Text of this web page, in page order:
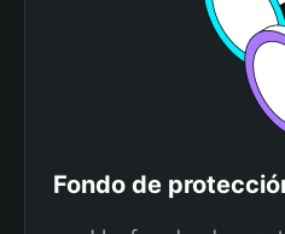
Fondo de